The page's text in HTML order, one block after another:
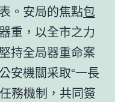
表。安局的焦點包
重，以全市之力
持全局器重命案
安機關采取“一長
務機制，共同簽